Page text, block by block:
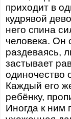
приходит в
кудрявой
него спина
человека. Он
раздеваясь,
застывает
одиночество
Каждый его
ребёнку,
Иногда к ним